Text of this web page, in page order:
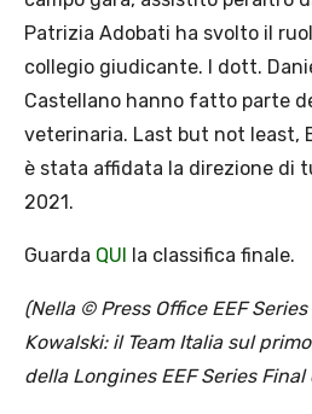
Patrizia Adobati ha svolto il
collegio giudicante. I dott.
Castellano hanno fatto parte
veterinaria. Last but not least,
è stata affidata la direzione di
2021.
Guarda QUI la classifica finale.
(Nella © Press Office EEF
Kowalski: il Team Italia sul
della Longines EEF Series Final